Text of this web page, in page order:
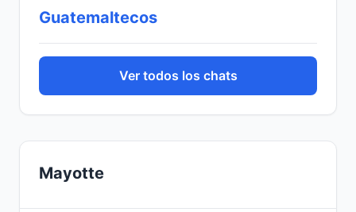
Guatemaltecos
Ver todos los chats
Mayotte